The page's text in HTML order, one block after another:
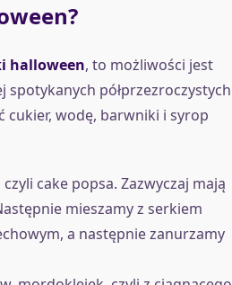
halloween, to możliwości jest
spotykanych półprzezroczystych
cukier, wodę, barwniki i syrop
cake popsa. Zazwyczaj mają
mieszamy z serkiem
a następnie zanurzamy